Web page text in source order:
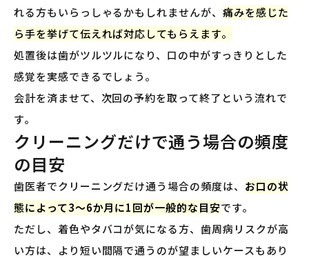
れる方もいらっしゃるかもしれませんが、 痛みを感じた
ら手を挙げて伝えれば対応してもらえます。
処置後は歯がツルツルになり、口の中がすっきりとした
感覚を実感できるでしょう。
会計を済ませて、次回の予約を取って終了という流れで
す。
クリーニングだけで通う場合の頻度
の目安
歯医者でクリーニングだけ通う場合の頻度は、 お口の状
態によって3〜6か月に1回が一般的な目安です。
ただし、着色やタバコが気になる方、歯周病リスクが高
い方は、より短い間隔で通うのが望ましいケースもあり